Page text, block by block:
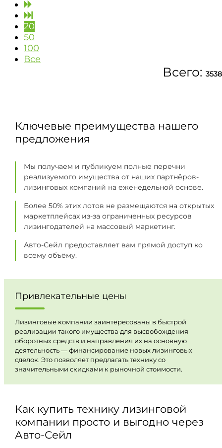
20
50
100
Все
Всего:
Ключевые преимущества нашего
предложения
Мы получаем и публикуем полные перечни
реализуемого имущества от наших партнёров-
лизинговых компаний на еженедельной основе.
Более 50% этих лотов не размещаются на открытых
маркетплейсах из-за ограниченных ресурсов
лизингодателей на массовый маркетинг.
Авто-Сейл предоставляет вам прямой доступ ко
всему объёму.
Привлекательные цены
Лизинговые компании заинтересованы в быстрой
реализации такого имущества для высвобождения
оборотных средств и направления их на основную
деятельность — финансирование новых лизинговых
сделок. Это позволяет предлагать технику со
значительными скидками к рыночной стоимости.
Как купить технику лизинговой
компании просто и выгодно через
Авто-Сейл